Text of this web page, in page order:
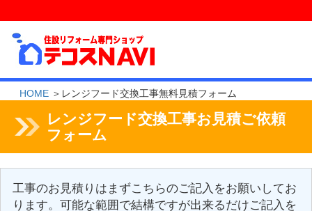
HOME ＞レンジフード交換工事無料見積フォーム
レンジフード交換工事お見積ご依頼
フォーム
工事のお見積りはまずこちらのご記入をお願いしてお
ります。可能な範囲で結構ですが出来るだけご記入を